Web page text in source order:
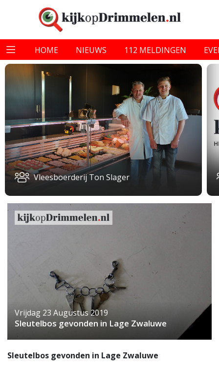
HOME NIEUWS 112 MELDINGEN
Vleesboerderij Ton Slager
Vrijdag 23 Augustus 2019
Sleutelbos gevonden in Lage Zwaluwe
Sleutelbos gevonden in Lage Zwaluwe